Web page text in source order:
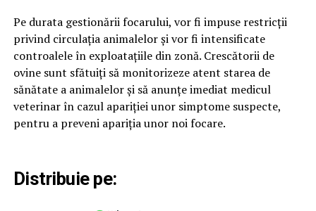
Pe durata gestionării focarului, vor fi impuse restricții
privind circulația animalelor și vor fi intensificate
controalele în exploatațiile din zonă. Crescătorii de
ovine sunt sfătuiți să monitorizeze atent starea de
sănătate a animalelor și să anunțe imediat medicul
veterinar în cazul apariției unor simptome suspecte,
pentru a preveni apariția unor noi focare.
Distribuie pe: